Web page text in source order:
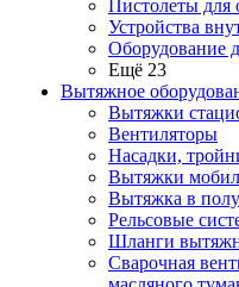
Пистолеты для
Устройства
Оборудование
Ещё 23
Вытяжное
Вытяжки
Вентиляторы
Насадки,
Вытяжки
Вытяжка в полу
Рельсовые
Шланги
Сварочная